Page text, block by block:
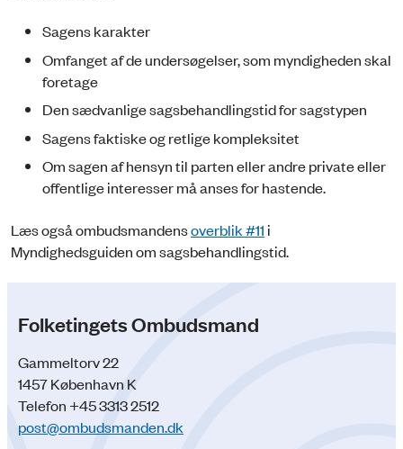
Sagens karakter
Omfanget af de undersøgelser, som myndigheden skal
foretage
Den sædvanlige sagsbehandlingstid for sagstypen
Sagens faktiske og retlige kompleksitet
Om sagen af hensyn til parten eller andre private eller
offentlige interesser må anses for hastende.
Læs også ombudsmandensoverblik #11 i
Myndighedsguiden om sagsbehandlingstid.
Folketingets Ombudsmand
Gammeltorv 22
1457 København K
Telefon +45 3313 2512
post@ombudsmanden.dk